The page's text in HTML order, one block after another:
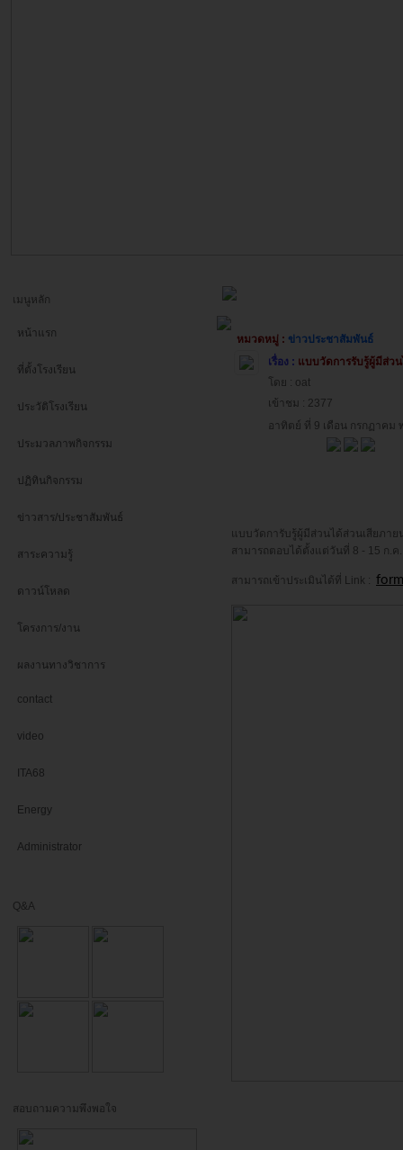
เมนูหลัก
หน้าแรก
ที่ตั้งโรงเรียน
ประวัติโรงเรียน
ประมวลภาพกิจกรรม
ปฏิทินกิจกรรม
ข่าวสาร/ประชาสัมพันธ์
สาระความรู้
ดาวน์โหลด
โครงการ/งาน
ผลงานทางวิชาการ
contact
video
ITA68
Energy
Administrator
Q&A
สอบถามความพึงพอใจ
หมวดหมู่ : ข่าวประชาสัมพันธ์
เรื่อง : แบบวัดการรับรู้ผู้มีส่ว
โดย : oat
เข้าชม : 2377
อาทิตย์ ที่ 9 เดือน กรกฏาคม
แบบวัดการับรู้ผู้มีส่วนได้ส่วนเสียภา
สามารถตอบได้ตั้งแต่วันที่ 8 - 15 ก.ค
สามารถเข้าประเมินได้ที่ Link :